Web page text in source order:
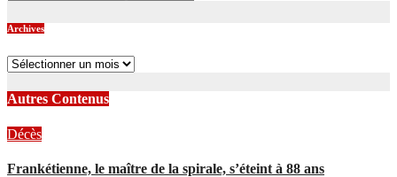
Archives
Archives
Autres Contenus
Décès
Frankétienne, le maître de la spirale, s’éteint à 88 ans